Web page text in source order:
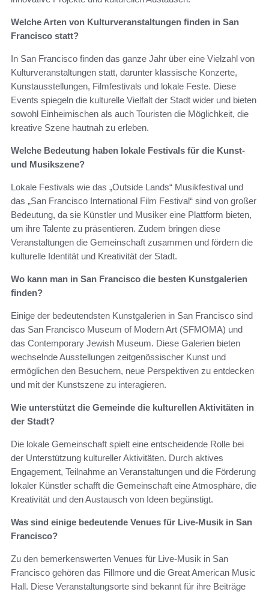
Welche Arten von Kulturveranstaltungen finden in San
Francisco statt?
In San Francisco finden das ganze Jahr über eine Vielzahl von
Kulturveranstaltungen statt, darunter klassische Konzerte,
Kunstausstellungen, Filmfestivals und lokale Feste. Diese
Events spiegeln die kulturelle Vielfalt der Stadt wider und bieten
sowohl Einheimischen als auch Touristen die Möglichkeit, die
kreative Szene hautnah zu erleben.
Welche Bedeutung haben lokale Festivals für die Kunst-
und Musikszene?
Lokale Festivals wie das „Outside Lands“ Musikfestival und
das „San Francisco International Film Festival“ sind von großer
Bedeutung, da sie Künstler und Musiker eine Plattform bieten,
um ihre Talente zu präsentieren. Zudem bringen diese
Veranstaltungen die Gemeinschaft zusammen und fördern die
kulturelle Identität und Kreativität der Stadt.
Wo kann man in San Francisco die besten Kunstgalerien
finden?
Einige der bedeutendsten Kunstgalerien in San Francisco sind
das San Francisco Museum of Modern Art (SFMOMA) und
das Contemporary Jewish Museum. Diese Galerien bieten
wechselnde Ausstellungen zeitgenössischer Kunst und
ermöglichen den Besuchern, neue Perspektiven zu entdecken
und mit der Kunstszene zu interagieren.
Wie unterstützt die Gemeinde die kulturellen Aktivitäten in
der Stadt?
Die lokale Gemeinschaft spielt eine entscheidende Rolle bei
der Unterstützung kultureller Aktivitäten. Durch aktives
Engagement, Teilnahme an Veranstaltungen und die Förderung
lokaler Künstler schafft die Gemeinschaft eine Atmosphäre, die
Kreativität und den Austausch von Ideen begünstigt.
Was sind einige bedeutende Venues für Live-Musik in San
Francisco?
Zu den bemerkenswerten Venues für Live-Musik in San
Francisco gehören das Fillmore und die Great American Music
Hall. Diese Veranstaltungsorte sind bekannt für ihre Beiträge